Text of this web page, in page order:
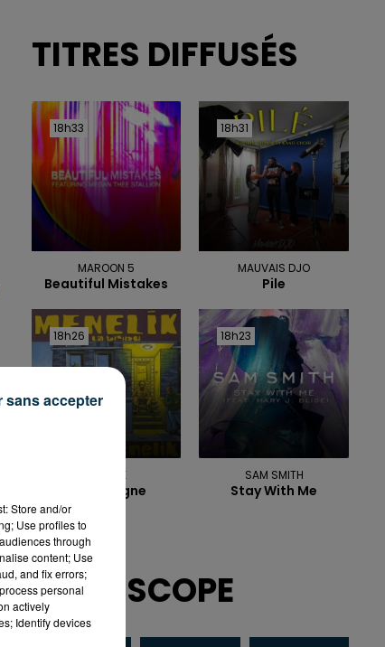
TITRES DIFFUSÉS
18h33
18h33
MAROON 5
Beautiful Mistakes
18h31
18h31
MAUVAIS DJO
Pile
18h26
18h26
MENELIK
Tout Baigne
18h23
18h23
SAM SMITH
Stay With Me
HOROSCOPE
Store and/or
Use profiles to
through
content; Use
and fix errors;
personal
actively
Identify devices
sans accepter